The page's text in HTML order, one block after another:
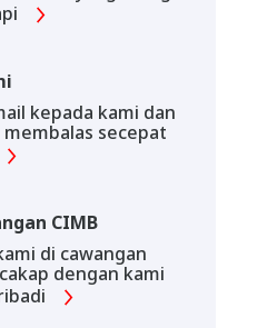
kepada kami dan
membalas secepat
CIMB
di cawangan
dengan kami